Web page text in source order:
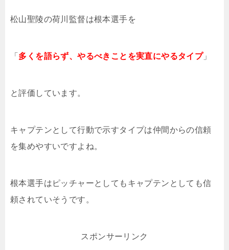
松山聖陵の荷川監督は根本選手を
「 多くを語らず、やるべきことを実直にやるタイプ」
と評価しています。
キャプテンとして行動で示すタイプは仲間からの信頼
を集めやすいですよね。
根本選手はピッチャーとしてもキャプテンとしても信
頼されていそうです。
スポンサーリンク